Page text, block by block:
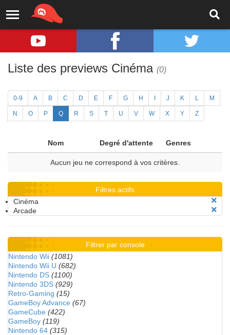
Liste des previews Cinéma (0)
0-9 A B C D E F G H J K L M
N O P Q R S T U V W X Y Z
Nom Degré d'attente Genres
Aucun jeu ne correspond à vos critères.
Filtres actifs
Cinéma
Arcade
Filtrer par console
Nintendo Wii (1081)
Nintendo Wii U (682)
Nintendo DS (1100)
Nintendo 3DS (929)
Retro-Gaming (15)
GameBoy Advance (67)
GameCube (422)
GameBoy (119)
Nintendo 64 (315)